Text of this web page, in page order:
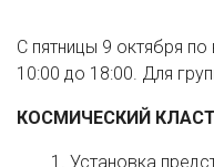
С пятницы 9 октября
10:00 до 18:00. Для
КОСМИЧЕСКИЙ
Установка